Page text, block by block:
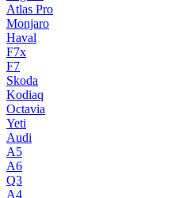
Atlas Pro
Monjaro
Haval
F7x
F7
Skoda
Kodiaq
Octavia
Yeti
Audi
A5
A6
Q3
A4